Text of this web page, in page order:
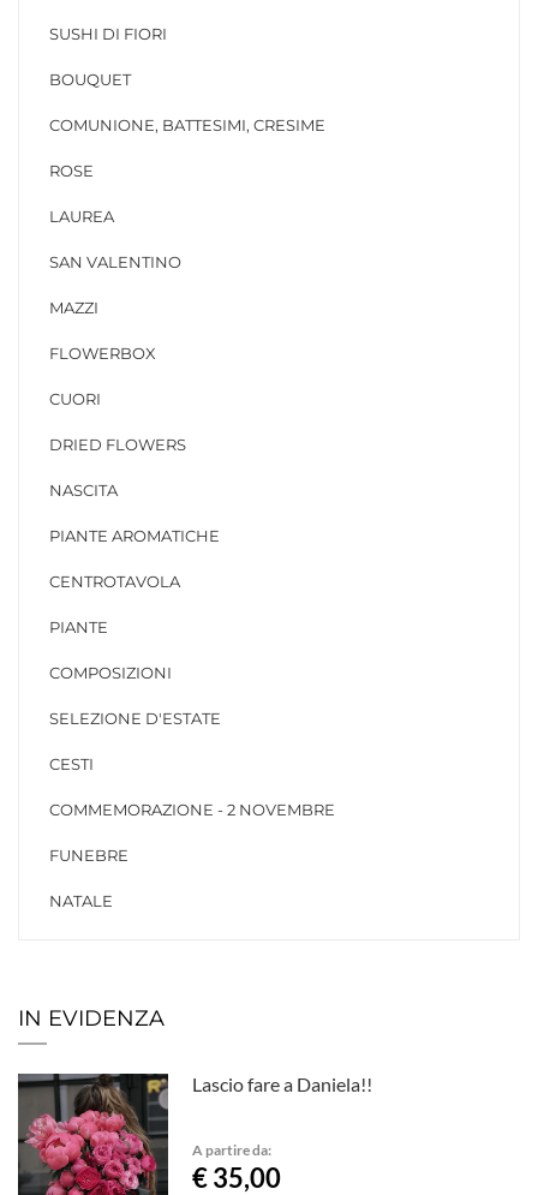
SUSHI DI FIORI
BOUQUET
COMUNIONE, BATTESIMI, CRESIME
ROSE
LAUREA
SAN VALENTINO
MAZZI
FLOWERBOX
CUORI
DRIED FLOWERS
NASCITA
PIANTE AROMATICHE
CENTROTAVOLA
PIANTE
COMPOSIZIONI
SELEZIONE D'ESTATE
CESTI
COMMEMORAZIONE - 2 NOVEMBRE
FUNEBRE
NATALE
IN EVIDENZA
Lascio fare a Daniela!!
A partire da:
€ 35,00